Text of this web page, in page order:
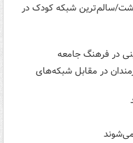
سالم‌ترین شبکه کودک در
در فرهنگ جامعه
در مقابل شبکه‌های